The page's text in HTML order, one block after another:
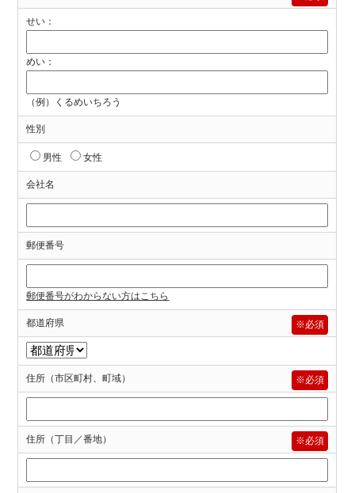
せい：
めい：
（例）くるめいちろう
性別
男性 女性
会社名
郵便番号
郵便番号がわからない方はこちら
都道府県 ※必須
住所（市区町村、町域） ※必須
住所（丁目／番地） ※必須